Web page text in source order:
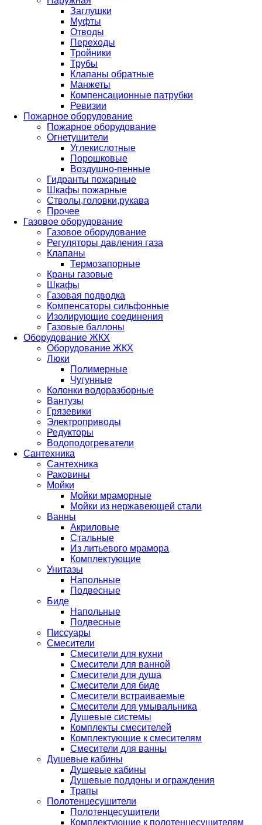
Заглушки
Муфты
Отводы
Переходы
Тройники
Трубы
Клапаны обратные
Манжеты
Компенсационные патрубки
Ревизии
Пожарное оборудование
Пожарное оборудование
Огнетушители
Углекислотные
Порошковые
Воздушно-пенные
Гидранты пожарные
Шкафы пожарные
Стволы,головки,рукава
Прочее
Газовое оборудование
Газовое оборудование
Регуляторы давления газа
Клапаны
Термозапорные
Краны газовые
Шкафы
Газовая подводка
Компенсаторы сильфонные
Изолирующие соединения
Газовые баллоны
Оборудование ЖКХ
Оборудование ЖКХ
Люки
Полимерные
Чугунные
Колонки водоразборные
Вантузы
Грязевики
Электроприводы
Редукторы
Водоподогреватели
Сантехника
Сантехника
Раковины
Мойки
Мойки мраморные
Мойки из нержавеющей стали
Ванны
Акриловые
Стальные
Из литьевого мрамора
Комплектующие
Унитазы
Напольные
Подвесные
Биде
Напольные
Подвесные
Писсуары
Смесители
Смесители для кухни
Смесители для ванной
Смесители для душа
Смесители для биде
Смесители встраиваемые
Смесители для умывальника
Душевые системы
Комплекты смесителей
Комплектующие к смесителям
Смесители для ванны
Душевые кабины
Душевые кабины
Душевые поддоны и ограждения
Трапы
Полотенцесушители
Полотенцесушители
Комплектующие к полотенцесушителям